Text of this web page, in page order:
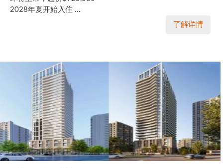
2028年夏开始入住 ...
了解详情